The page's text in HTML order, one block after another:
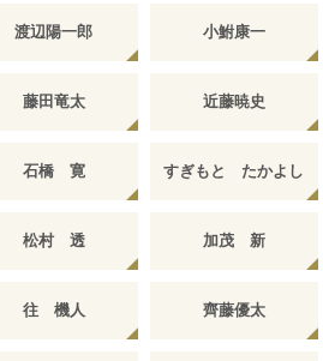
渡辺陽一郎 小鮒康一
藤田竜太 近藤暁史
石橋 寛 すぎもと たかよし
松村 透 加茂 新
往 機人 齊藤優太